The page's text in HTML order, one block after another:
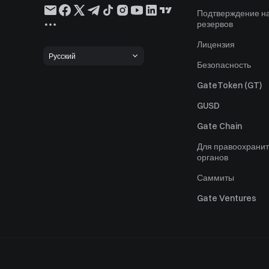
Русский
Подтверждение
резервов
Лицензия
Безопасность
GateToken (GT)
GUSD
Gate Chain
Для
органов
Саммиты
Gate Ventures